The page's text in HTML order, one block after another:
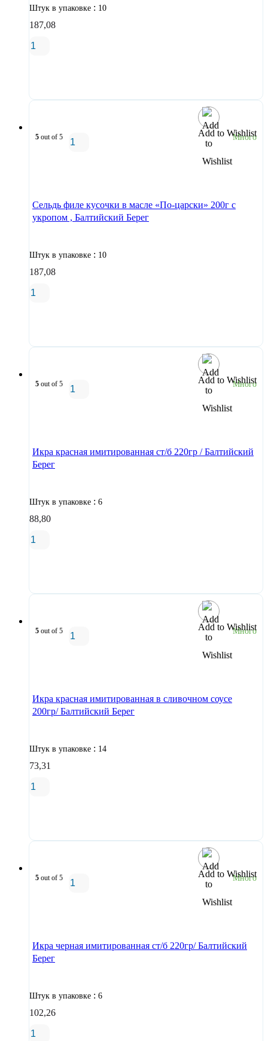
Штук в упаковке : 10
187,08
Add to Wishlist
5 out of 5 Много
Сельдь филе кусочки в масле «По-царски» 200г с
укропом , Балтийский Берег
Штук в упаковке : 10
187,08
Add to Wishlist
5 out of 5 Много
Икра красная имитированная ст/б 220гр / Балтийский
Берег
Штук в упаковке : 6
88,80
Add to Wishlist
5 out of 5 Много
Икра красная имитированная в сливочном соусе
200гр/ Балтийский Берег
Штук в упаковке : 14
73,31
Add to Wishlist
5 out of 5 Много
Икра черная имитированная ст/б 220гр/ Балтийский
Берег
Штук в упаковке : 6
102,26